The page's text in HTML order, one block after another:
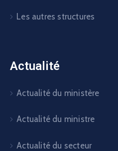
Les autres structures
Actualité
Actualité du ministère
Actualité du ministre
Actualité du secteur